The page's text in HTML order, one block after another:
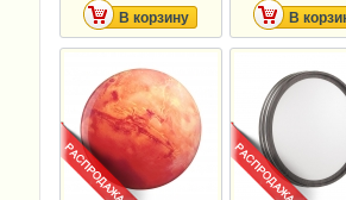
В корзину В